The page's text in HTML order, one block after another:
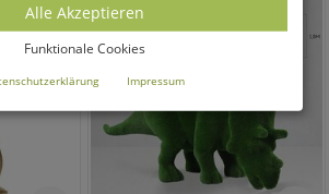
Alle Akzeptieren
Funktionale Cookies
Impressum